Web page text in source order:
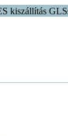
kiszállítás